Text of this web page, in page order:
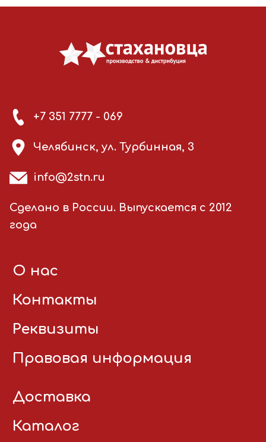
+7 351 7777 - 069
Челябинск, ул. Турбинная, 3
info@2stn.ru
Сделано в России. Выпускается с 2012
года
О нас
Контакты
Реквизиты
Правовая информация
Доставка
Каталог